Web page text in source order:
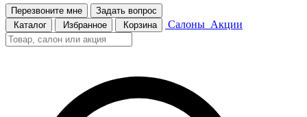
Перезвоните мне
Задать вопрос
Каталог
Избранное Корзина Салоны Акции